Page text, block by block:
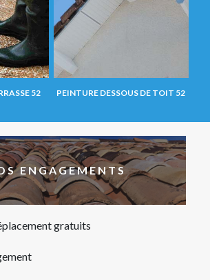
52 PEINTURE DESSOUS DE TOIT 52
ENGAGEMENTS
gratuits